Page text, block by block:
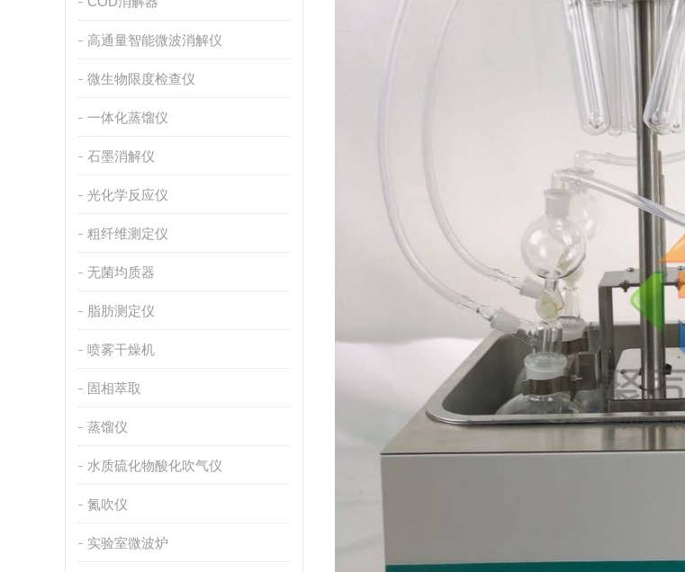
高通量智能微波消解仪
微生物限度检查仪
一体化蒸馏仪
石墨消解仪
光化学反应仪
粗纤维测定仪
无菌均质器
脂肪测定仪
喷雾干燥机
固相萃取
蒸馏仪
水质硫化物酸化吹气仪
氮吹仪
实验室微波炉